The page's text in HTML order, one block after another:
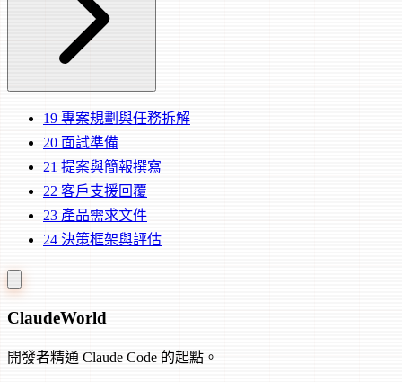
19 專案規劃與任務拆解
20 面試準備
21 提案與簡報撰寫
22 客戶支援回覆
23 產品需求文件
24 決策框架與評估
ClaudeWorld
開發者精通 Claude Code 的起點。